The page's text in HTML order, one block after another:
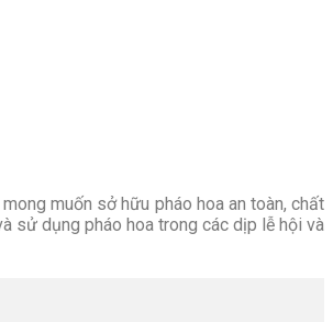
muốn sở hữu pháo hoa an toàn, chất
sử dụng pháo hoa trong các dịp lễ hội và